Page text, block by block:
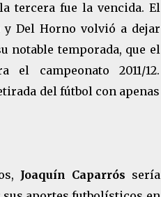
tercera fue la vencida. El
y Del Horno volvió a dejar
notable temporada, que el
campeonato 2011/12.
del fútbol con apenas
Joaquín Caparrós sería